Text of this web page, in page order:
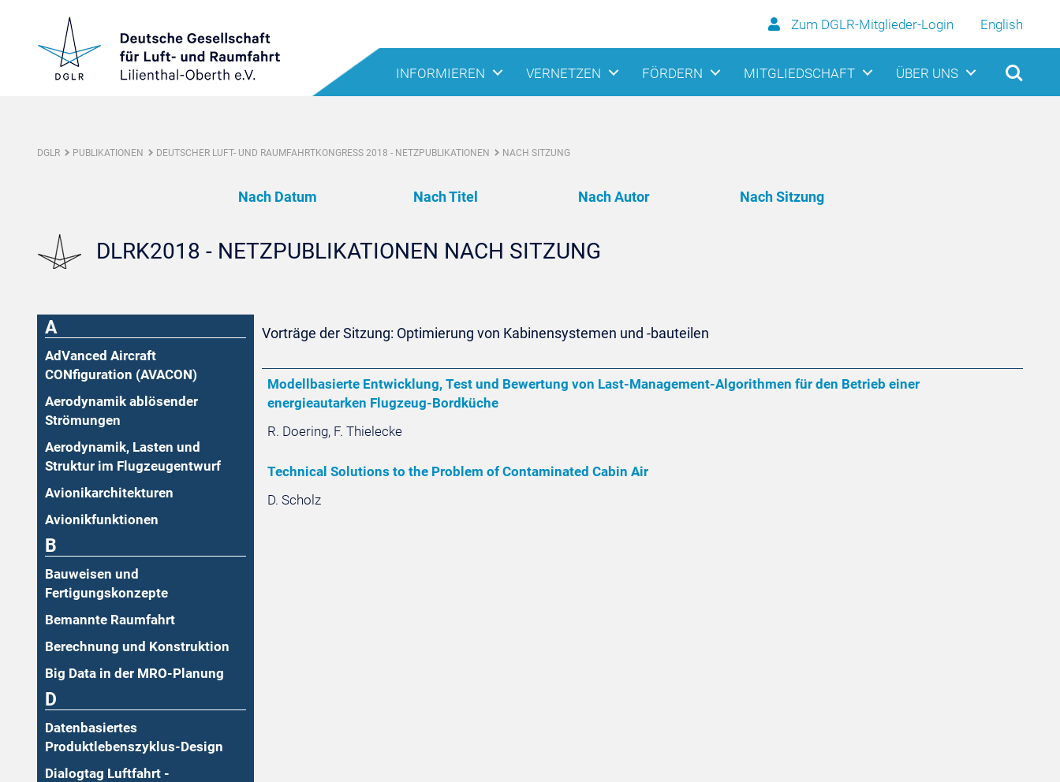
Zum DGLR-Mitglieder-Login English
INFORMIEREN VERNETZEN FÖRDERN MITGLIEDSCHAFT ÜBER UNS
DGLR PUBLIKATIONEN DEUTSCHER LUFT- UND RAUMFAHRTKONGRESS 2018 - NETZPUBLIKATIONEN NACH SITZUNG
Nach Datum Nach Titel Nach Autor Nach Sitzung
DLRK2018 - NETZPUBLIKATIONEN NACH SITZUNG
A
AdVanced Aircraft
CONfiguration (AVACON)
Aerodynamik ablösender
Strömungen
Aerodynamik, Lasten und
Struktur im Flugzeugentwurf
Avionikarchitekturen
Avionikfunktionen
B
Bauweisen und
Fertigungskonzepte
Bemannte Raumfahrt
Berechnung und Konstruktion
Big Data in der MRO-Planung
D
Datenbasiertes
Produktlebenszyklus-Design
Dialogtag Luftfahrt -
Vorträge der Sitzung: Optimierung von Kabinensystemen und -bauteilen
Modellbasierte Entwicklung, Test und Bewertung von Last-Management-Algorithmen für den Betrieb einer
energieautarken Flugzeug-Bordküche
R. Doering, F. Thielecke
Technical Solutions to the Problem of Contaminated Cabin Air
D. Scholz